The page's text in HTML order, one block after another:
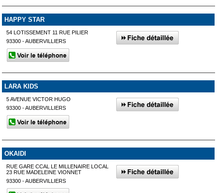
HAPPY STAR
54 LOTISSEMENT 11 RUE PILIER
93300 - AUBERVILLIERS
LARA KIDS
5 AVENUE VICTOR HUGO
93300 - AUBERVILLIERS
OKAIDI
RUE GARE CCAL LE MILLENAIRE LOCAL
23 RUE MADELEINE VIONNET
93300 - AUBERVILLIERS